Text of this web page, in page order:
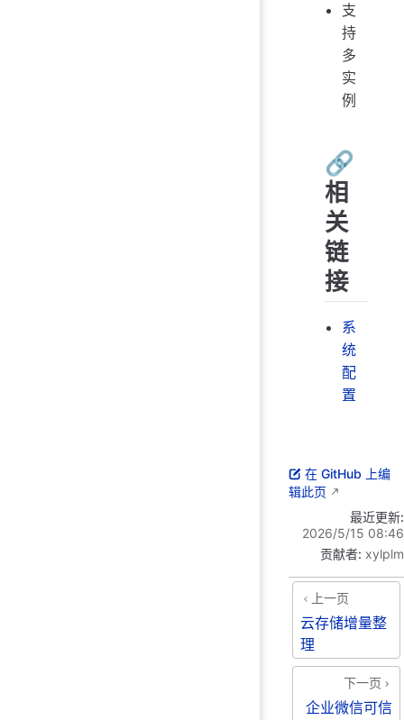
支
持
多
实
例
🔗
相
关
链
接
系
统
配
置
在 GitHub 上编
辑此页
最近更新:
2026/5/15 08:46
贡献者: xylplm
上一页
云存储增量整
理
下一页
企业微信可信